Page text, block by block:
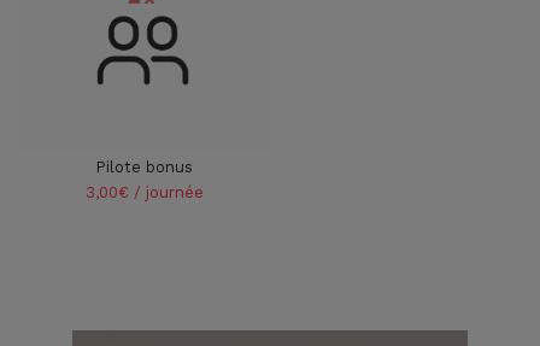
Pilote bonus
3,00€ / journée